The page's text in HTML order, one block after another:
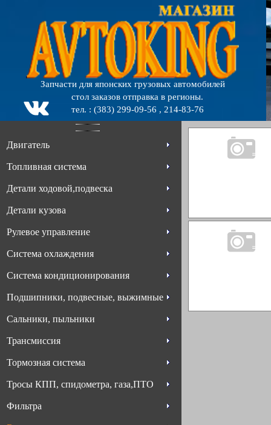
Запчасти для японских грузовых автомобилей
стол заказов отправка в регионы.
тел. : (383) 299-09-56 , 214-83-76
Двигатель
Топливная система
Детали ходовой,подвеска
Детали кузова
Рулевое управление
Система охлаждения
Система кондиционирования
Подшипники, подвесные, выжимные
Сальники, пыльники
Трансмиссия
Тормозная система
Тросы КПП, спидометра, газа,ПТО
Фильтра